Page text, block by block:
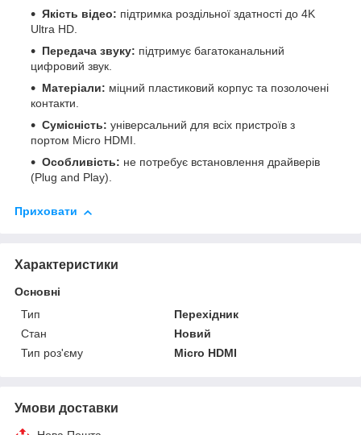
Якість відео: підтримка роздільної здатності до 4K
Ultra HD.
Передача звуку: підтримує багатоканальний
цифровий звук.
Матеріали: міцний пластиковий корпус та позолочені
контакти.
Сумісність: універсальний для всіх пристроїв з
портом Micro HDMI.
Особливість: не потребує встановлення драйверів
(Plug and Play).
Приховати
Характеристики
Основні
Тип
Перехідник
Стан
Новий
Тип роз'єму
Micro HDMI
Умови доставки